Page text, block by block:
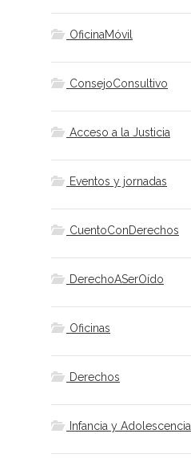
OficinaMóvil
ConsejoConsultivo
Acceso a la Justicia
Eventos y jornadas
CuentoConDerechos
DerechoASerOído
Oficinas
Derechos
Infancia y Adolescencia